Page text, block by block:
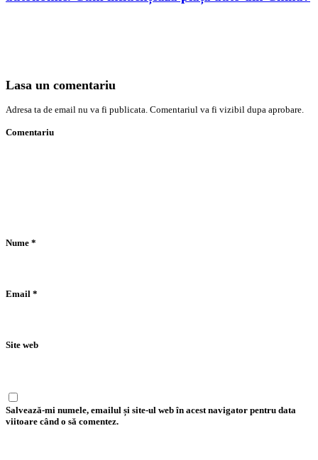
Lasa un comentariu
Adresa ta de email nu va fi publicata. Comentariul va fi vizibil dupa aprobare.
Comentariu
Nume *
Email *
Site web
Salvează-mi numele, emailul și site-ul web în acest navigator pentru data
viitoare când o să comentez.